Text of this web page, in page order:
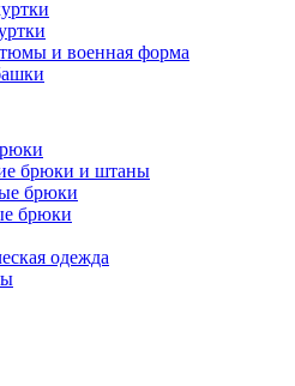
и военная форма
брюки и штаны
брюки
брюки
одежда